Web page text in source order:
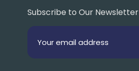
Subscribe to Our Newsletter